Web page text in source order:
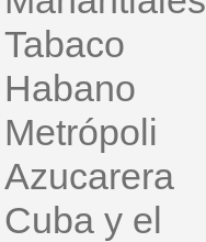
Tabaco
Habano
Metrópoli
Azucarera
Cuba y el